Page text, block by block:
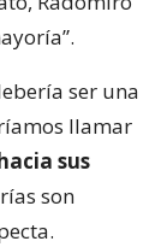
ser una
llamar
sus
son